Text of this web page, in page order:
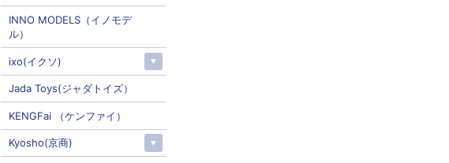
INNO MODELS（イノモデ
ル）
ixo(イクソ)
Jada Toys(ジャダトイズ）
KENGFai （ケンファイ）
Kyosho(京商)